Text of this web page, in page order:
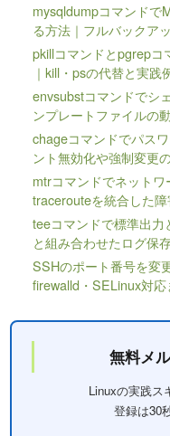
mysqldumpコマンドで
る方法｜フルバックア
pkillコマンドとpgrepコ
｜kill・psの代替と実践
envsubstコマンドでシ
ンプレートファイルの
chageコマンドでパス
ント無効化や強制変更
mtrコマンドでネット
tracerouteを統合した
teeコマンドで標準出
と組み合わせたログ保
SSHのポート番号を変
firewalld・SELinux対応
無料メ
Linuxの実践ス
登録は30